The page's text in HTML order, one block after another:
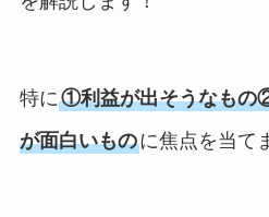
特に①利益が出そうなもの
が面白いものに焦点を当て